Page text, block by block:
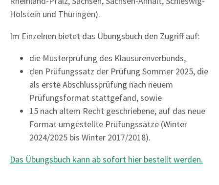
Holstein und Thüringen).
Im Einzelnen bietet das Übungsbuch den Zugriff auf:
die Musterprüfung des Klausurenverbunds,
den Prüfungssatz der Prüfung Sommer 2025, die
als erste Abschlussprüfung nach neuem
Prüfungsformat stattgefand, sowie
15 nach altem Recht geschriebene, auf das neue
Format umgestellte Prüfungssätze (Winter
2024/2025 bis Winter 2017/2018).
Das Übungsbuch kann ab sofort hier bestellt werden.